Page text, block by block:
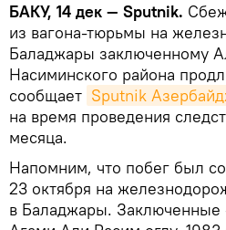
БАКУ, 14 дек — Sputnik.
из вагона-тюрьмы на
Баладжары заключенному
Насиминского района
сообщает Sputnik
на время проведения
месяца.
Напомним, что побег был
23 октября на
в Баладжары.